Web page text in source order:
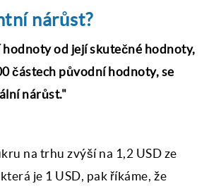
nárůst?
hodnoty od její skutečné hodnoty,
částech původní hodnoty, se
nárůst."
na trhu zvýší na 1,2 USD ze
je 1 USD, pak říkáme, že